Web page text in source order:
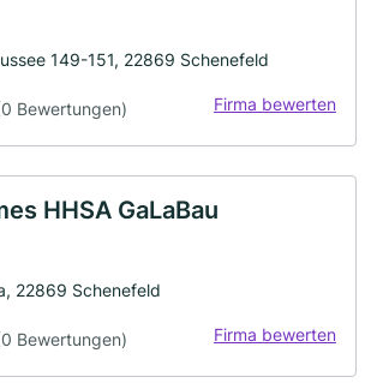
149-151, 22869 Schenefeld
Bewertungen) Firma bewerten
HHSA GaLaBau
22869 Schenefeld
Bewertungen) Firma bewerten